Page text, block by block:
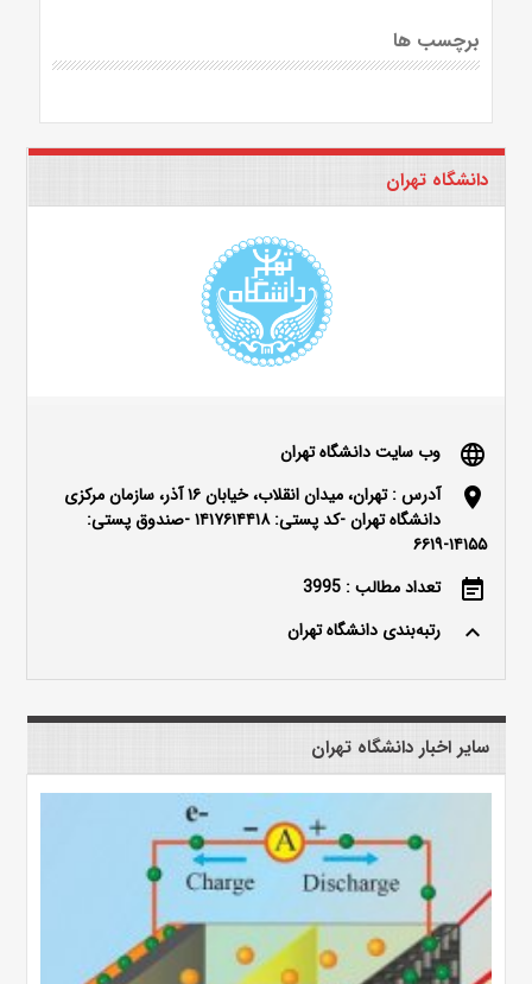
برچسب ها
دانشگاه تهران
language وب سایت دانشگاه تهران
location_on
آدرس : تهران، میدان انقلاب، خیابان ۱۶ آذر، سازمان مرکزی
دانشگاه تهران -کد پستی: ۱۴۱۷۶۱۴۴۱۸ -صندوق پستی:
۱۴۱۵۵-۶۶۱۹
event_note تعداد مطالب : 3995
keyboard_arrow_up رتبه‌بندی دانشگاه تهران
سایر اخبار دانشگاه تهران